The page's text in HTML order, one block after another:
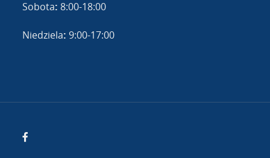
Sobota: 8:00-18:00
Niedziela: 9:00-17:00